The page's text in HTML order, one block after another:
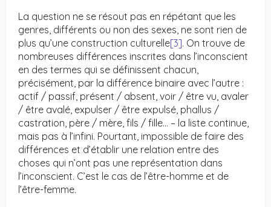
La question ne se résout pas en répétant que les
genres, différents ou non des sexes, ne sont rien de
plus qu’une construction culturelle[3]. On trouve de
nombreuses différences inscrites dans l’inconscient
en des termes qui se définissent chacun,
précisément, par la différence binaire avec l’autre :
actif / passif, présent / absent, voir / être vu, avaler
/ être avalé, expulser / être expulsé, phallus /
castration, père / mère, fils / fille… – la liste continue,
mais pas à l’infini. Pourtant, impossible de faire des
différences et d’établir une relation entre des
choses qui n’ont pas une représentation dans
l’inconscient. C’est le cas de l’être-homme et de
l’être-femme.